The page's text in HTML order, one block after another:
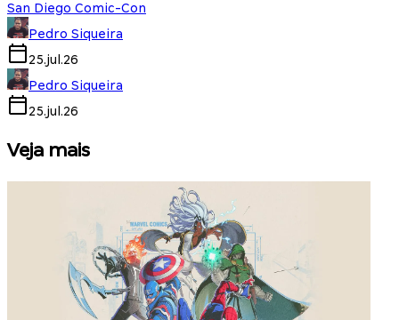
San Diego Comic-Con
Pedro Siqueira
25.jul.26
Pedro Siqueira
25.jul.26
Veja mais